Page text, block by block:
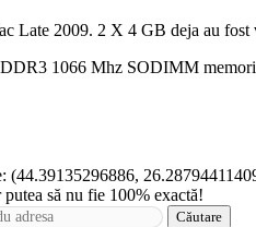
Late 2009. 2 X 4 GB deja au fost
1066 Mhz SODIMM
(44.39135296886,
să nu fie 100% exactă!